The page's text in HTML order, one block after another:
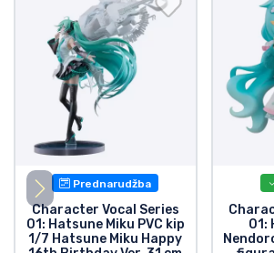
Prednarudžba
Character Vocal Series
01: Hatsune Miku PVC kip
1/7 Hatsune Miku Happy
01: